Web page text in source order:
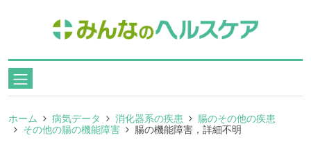
ホーム 病気データ 消化器系の疾患
腸のその他の疾患
その他の腸の機能障害
腸の機能障害，詳細不明